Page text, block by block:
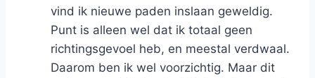
vind ik nieuwe paden inslaan geweldig.
Punt is alleen wel dat ik totaal geen
richtingsgevoel heb, en meestal verdwaal.
Daarom ben ik wel voorzichtig. Maar dit